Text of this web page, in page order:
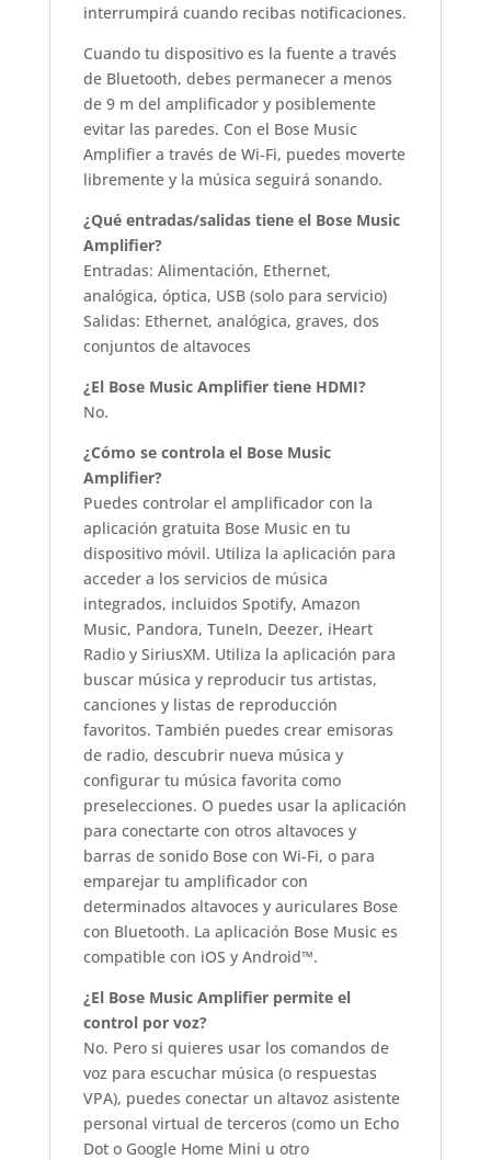
interrumpirá cuando recibas notificaciones.
Cuando tu dispositivo es la fuente a través
de Bluetooth, debes permanecer a menos
de 9 m del amplificador y posiblemente
evitar las paredes. Con el Bose Music
Amplifier a través de Wi-Fi, puedes moverte
libremente y la música seguirá sonando.
¿Qué entradas/salidas tiene el Bose Music
Amplifier?
Entradas: Alimentación, Ethernet,
analógica, óptica, USB (solo para servicio)
Salidas: Ethernet, analógica, graves, dos
conjuntos de altavoces
¿El Bose Music Amplifier tiene HDMI?
No.
¿Cómo se controla el Bose Music
Amplifier?
Puedes controlar el amplificador con la
aplicación gratuita Bose Music en tu
dispositivo móvil. Utiliza la aplicación para
acceder a los servicios de música
integrados, incluidos Spotify, Amazon
Music, Pandora, TuneIn, Deezer, iHeart
Radio y SiriusXM. Utiliza la aplicación para
buscar música y reproducir tus artistas,
canciones y listas de reproducción
favoritos. También puedes crear emisoras
de radio, descubrir nueva música y
configurar tu música favorita como
preselecciones. O puedes usar la aplicación
para conectarte con otros altavoces y
barras de sonido Bose con Wi-Fi, o para
emparejar tu amplificador con
determinados altavoces y auriculares Bose
con Bluetooth. La aplicación Bose Music es
compatible con iOS y Android™.
¿El Bose Music Amplifier permite el
control por voz?
No. Pero si quieres usar los comandos de
voz para escuchar música (o respuestas
VPA), puedes conectar un altavoz asistente
personal virtual de terceros (como un Echo
Dot o Google Home Mini u otro